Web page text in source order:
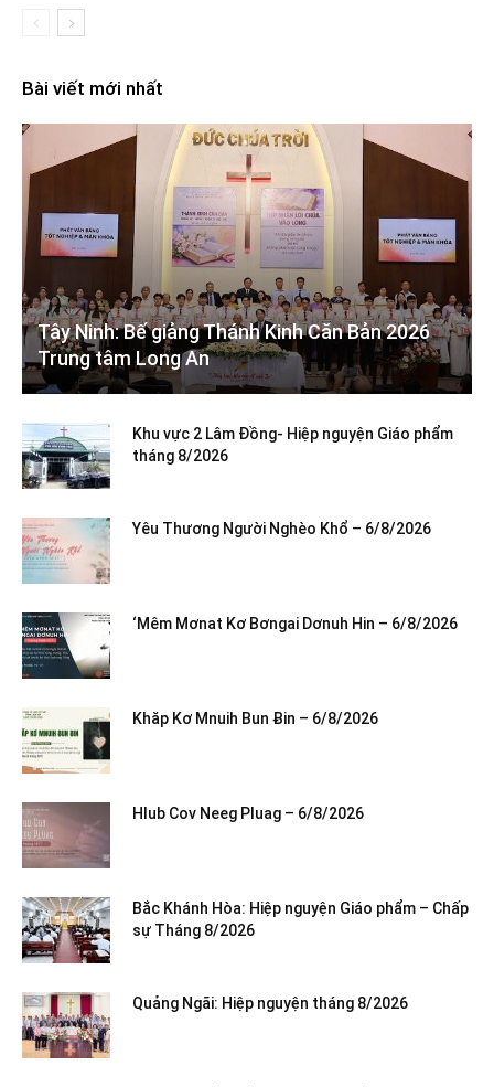
Bài viết mới nhất
Tây Ninh: Bế giảng Thánh Kinh Căn Bản 2026
Trung tâm Long An
Khu vực 2 Lâm Đồng- Hiệp nguyện Giáo phẩm
tháng 8/2026
Yêu Thương Người Nghèo Khổ – 6/8/2026
‘Mêm Mơnat Kơ Bơngai Dơnuh Hin – 6/8/2026
Khăp Kơ Mnuih Bun Ƀin – 6/8/2026
Hlub Cov Neeg Pluag – 6/8/2026
Bắc Khánh Hòa: Hiệp nguyện Giáo phẩm – Chấp
sự Tháng 8/2026
Quảng Ngãi: Hiệp nguyện tháng 8/2026